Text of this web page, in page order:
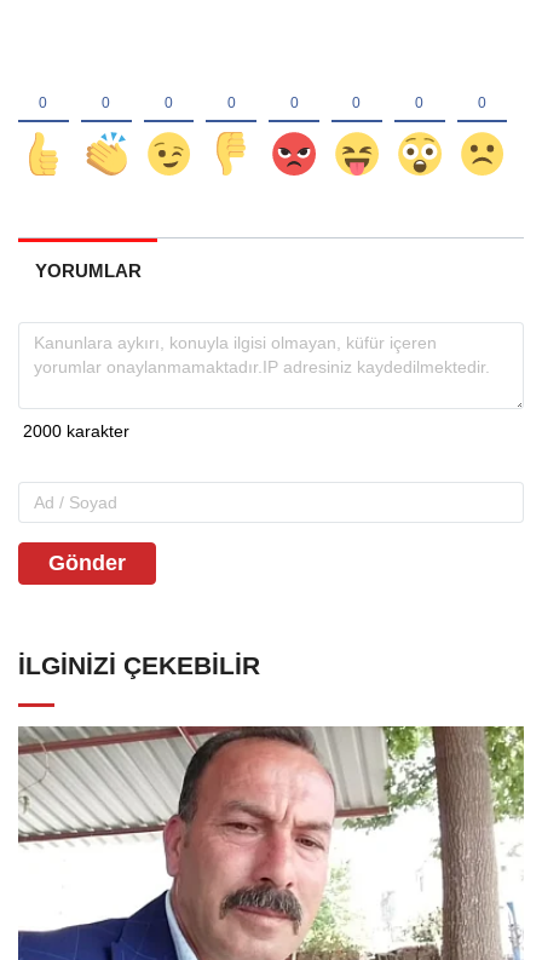
YORUMLAR
Gönder
İLGINIZI ÇEKEBILIR